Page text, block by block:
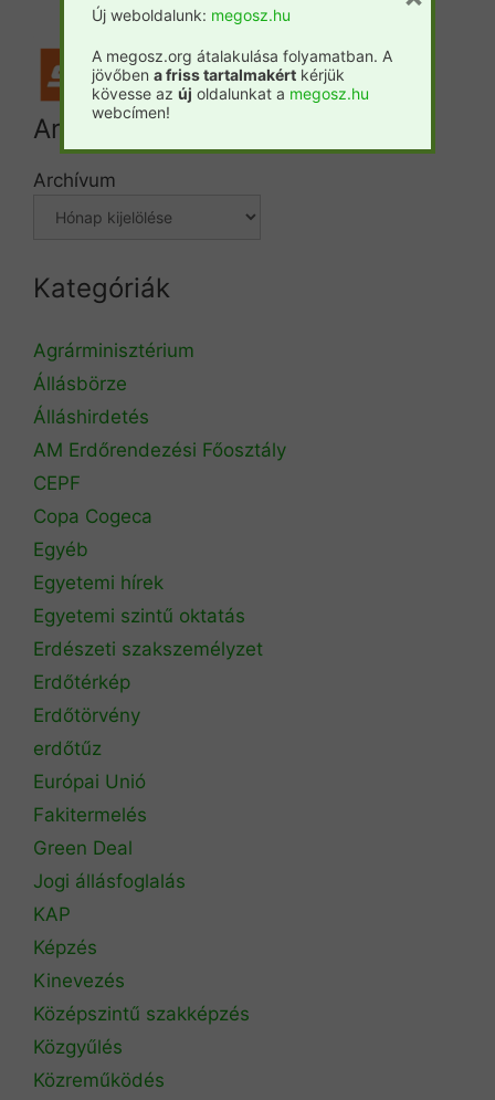
Archívum
Archívum
Kategóriák
Agrárminisztérium
Állásbörze
Álláshirdetés
AM Erdőrendezési Főosztály
CEPF
Copa Cogeca
Egyéb
Egyetemi hírek
Egyetemi szintű oktatás
Erdészeti szakszemélyzet
Erdőtérkép
Erdőtörvény
erdőtűz
Európai Unió
Fakitermelés
Green Deal
Jogi állásfoglalás
KAP
Képzés
Kinevezés
Középszintű szakképzés
Közgyűlés
Közreműködés
Új weboldalunk: megosz.hu
A megosz.org átalakulása folyamatban. A
jövőben a friss tartalmakért kérjük
kövesse az új oldalunkat a megosz.hu
webcímen!